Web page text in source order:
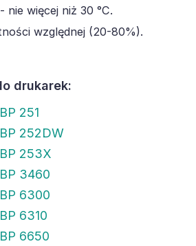
nie więcej niż 30 °C.
względnej (20-80%).
drukarek:
251
252DW
253X
3460
6300
6310
6650